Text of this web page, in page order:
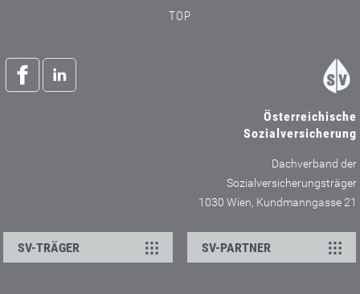
TOP
Österreichische
Sozialversicherung
Dachverband der
Sozialversicherungsträger
1030 Wien, Kundmanngasse 21
SV-TRÄGER SV-PARTNER